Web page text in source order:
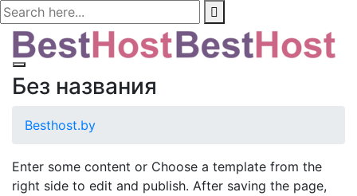
Без названия
Besthost.by
Enter some content or Choose a template from the
right side to edit and publish. After saving the page,